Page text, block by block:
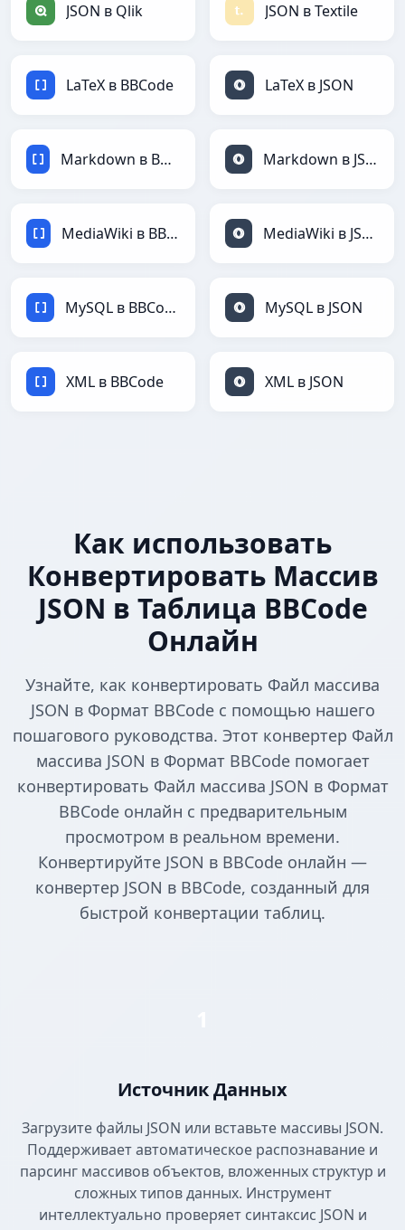
JSON в Qlik JSON в Textile
LaTeX в BBCode LaTeX в JSON
Markdown в BBCode Markdown в JSON
MediaWiki в BBCode MediaWiki в JSON
MySQL в BBCode MySQL в JSON
XML в BBCode XML в JSON
Как использовать
Конвертировать Массив
JSON в Таблица BBCode
Онлайн
Узнайте, как конвертировать Файл массива
JSON в Формат BBCode с помощью нашего
пошагового руководства. Этот конвертер Файл
массива JSON в Формат BBCode помогает
конвертировать Файл массива JSON в Формат
BBCode онлайн с предварительным
просмотром в реальном времени.
Конвертируйте JSON в BBCode онлайн —
конвертер JSON в BBCode, созданный для
быстрой конвертации таблиц.
Источник Данных
Загрузите файлы JSON или вставьте массивы JSON.
Поддерживает автоматическое распознавание и
парсинг массивов объектов, вложенных структур и
сложных типов данных. Инструмент
интеллектуально проверяет синтаксис JSON и